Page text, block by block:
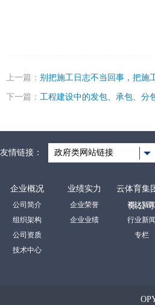
上一篇： 别把施工日志不当回事，把施
下一篇： 工程建设中的发包、承包、分
友情链接： 政府类网站链接
企业概况
公司简介
组织架构
公司资质
技术中心
业绩实力
企业荣誉
企业业绩
云体育集
限公司
裕达新闻
行业新闻
专栏